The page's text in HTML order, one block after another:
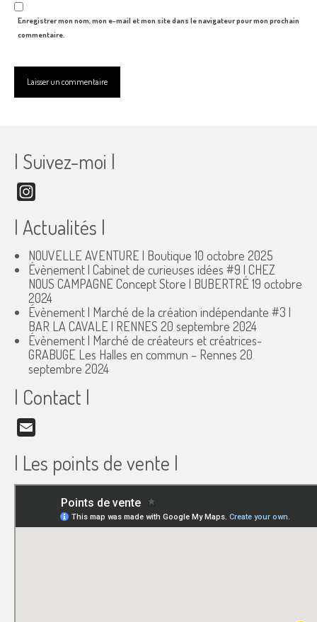
Enregistrer mon nom, mon e-mail et mon site dans le navigateur pour mon prochain
commentaire.
| Suivez-moi |
| Actualités |
NOUVELLE AVENTURE | Boutique 10 octobre 2025
Évènement | Cabinet de curieuses idées #9 | CHEZ
NOUS CAMPAGNE Concept Store | BUBERTRÉ 19 octobre
2024
Évènement | Marché de la création indépendante #3 |
BAR LA CAVALE | RENNES 20 septembre 2024
Évènement | Marché de créateurs et créatrices-
GRABUGE Les Halles en commun – Rennes 20
septembre 2024
| Contact |
| Les points de vente |